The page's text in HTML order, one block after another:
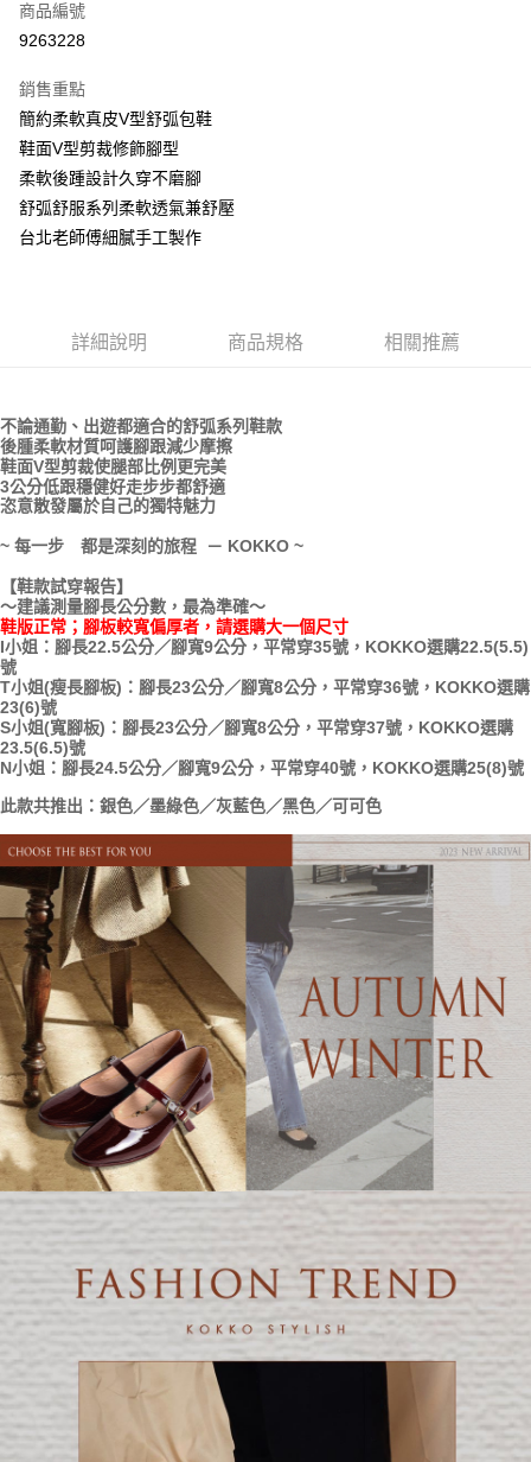
LINE Pay
街口支付
悠遊付
AFTEE先享後付
相關說明
２．便利：只要手機號碼，簡訊認證，即可結帳。
１．於結帳方式選擇「AFTEE先享後付」後，將跳轉至「AFTEE先享後付」
結帳頁面，進行簡訊認證並確認金額後，即可完成結帳。
２．訂單成立數日內，您將收到繳費通知簡訊。
３．收到繳費通知簡訊後14天內，點擊此簡訊中的連結，可透過四大超商／
ATM／網路銀行／等多元方式進行付款，方視為交易完成。
※ 請注意：結帳手續完成當下不需立刻繳費，但若您需要取消訂單，請聯絡
購買商品的店家。未經商家同意取消之訂單仍視為有效，需透過AFTEE先享
後付繳納相關費用。
※ 交易是否成功請以「AFTEE先享後付 」之結帳頁面顯示為準，若有關於
是否繳費成功／繳費後需取消欲退款等相關疑問，請聯繫「AFTEE先享後付
客戶支援中心」https://netprotections.freshdesk.com/support/home
【注意事項】
１．透過由恩沛科技股份有限公司提供之「AFTEE先享後付」服務完成之交
易，需依本服務之必要範圍內提供個人資料，並將交易相關給付款項請求債
權轉讓予恩沛科技股份有限公司。
２．關於個人資料處理事宜，請瀏覽以下網址：
３．未成年的使用者請事先徵得法定代理人或監護人之同意方可使用
「AFTEE先享後付」，若未經同意申辦者引起之損失，本公司不負相關責
任。
４．使用「AFTEE先享後付」時，將依據個別帳號之用戶狀況，依本公司即
時審查核予不同之上限額度；若仍有額度不足之情形，本公司將視審查結果
請求用戶進行身份認證。
５．嚴禁一人註冊多個帳號或使用他人資訊註冊。若發現惡意使用之情形，
恩沛科技股份有限公司將有權停止該用戶之使用額度並採取法律行動。
運送方式
商品編號
9263228
銷售重點
簡約柔軟真皮V型舒弧包鞋
鞋面V型剪裁修飾腳型
柔軟後踵設計久穿不磨腳
舒弧舒服系列柔軟透氣兼舒壓
台北老師傅細膩手工製作
詳細說明 商品規格 相關推薦
不論通勤、出遊都適合的舒弧系列鞋款
後腫柔軟材質呵護腳跟減少摩擦
鞋面V型剪裁使腿部比例更完美
3公分低跟穩健好走步步都舒適
恣意散發屬於自己的獨特魅力
~ 每一步 都是深刻的旅程 － KOKKO ~
【鞋款試穿報告】
～建議測量腳長公分數，最為準確～
鞋版正常；腳板較寬偏厚者，請選購大一個尺寸
I小姐：腳長22.5公分／腳寬9公分，平常穿35號，KOKKO選購22.5(5.5)
號
T小姐(瘦長腳板)：腳長23公分／腳寬8公分，平常穿36號，KOKKO選購
23(6)號
S小姐(寬腳板)：腳長23公分／腳寬8公分，平常穿37號，KOKKO選購
23.5(6.5)號
N小姐：腳長24.5公分／腳寬9公分，平常穿40號，KOKKO選購25(8)號
此款共推出：銀色／墨綠色／灰藍色／黑色／可可色